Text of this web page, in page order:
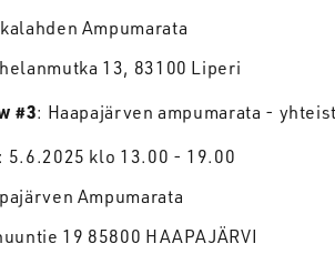
Ampumarata
13, 83100 Liperi
#3: Haapajärven ampumarata -
5.6.2025 klo 13.00 - 19.00
Ampumarata
19 85800 HAAPAJÄRVI